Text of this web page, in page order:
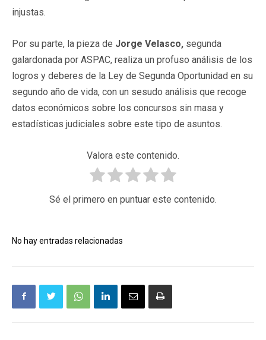
injustas.
Por su parte, la pieza de Jorge Velasco, segunda
galardonada por ASPAC, realiza un profuso análisis de los
logros y deberes de la Ley de Segunda Oportunidad en su
segundo año de vida, con un sesudo análisis que recoge
datos económicos sobre los concursos sin masa y
estadísticas judiciales sobre este tipo de asuntos.
Valora este contenido.
Sé el primero en puntuar este contenido.
No hay entradas relacionadas